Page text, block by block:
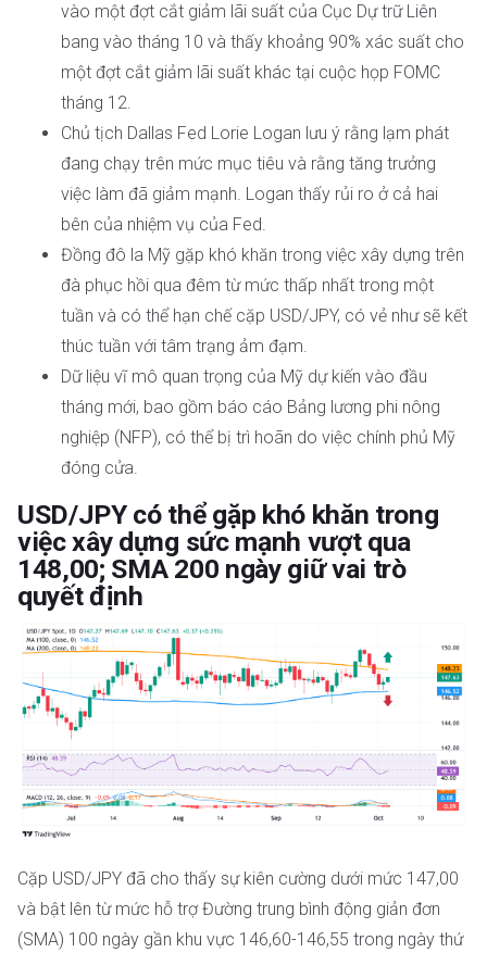
vào một đợt cắt giảm lãi suất của Cục Dự trữ Liên
bang vào tháng 10 và thấy khoảng 90% xác suất cho
một đợt cắt giảm lãi suất khác tại cuộc họp FOMC
tháng 12.
Chủ tịch Dallas Fed Lorie Logan lưu ý rằng lạm phát
đang chạy trên mức mục tiêu và rằng tăng trưởng
việc làm đã giảm mạnh. Logan thấy rủi ro ở cả hai
bên của nhiệm vụ của Fed.
Đồng đô la Mỹ gặp khó khăn trong việc xây dựng trên
đà phục hồi qua đêm từ mức thấp nhất trong một
tuần và có thể hạn chế cặp USD/JPY, có vẻ như sẽ kết
thúc tuần với tâm trạng ảm đạm.
Dữ liệu vĩ mô quan trọng của Mỹ dự kiến vào đầu
tháng mới, bao gồm báo cáo Bảng lương phi nông
nghiệp (NFP), có thể bị trì hoãn do việc chính phủ Mỹ
đóng cửa.
USD/JPY có thể gặp khó khăn trong
việc xây dựng sức mạnh vượt qua
148,00; SMA 200 ngày giữ vai trò
quyết định
Cặp USD/JPY đã cho thấy sự kiên cường dưới mức 147,00
và bật lên từ mức hỗ trợ Đường trung bình động giản đơn
(SMA) 100 ngày gần khu vực 146,60-146,55 trong ngày thứ